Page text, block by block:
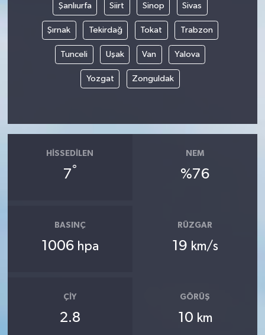
Şanlıurfa Siirt Sinop Sivas
Şırnak Tekirdağ Tokat Trabzon
Tunceli Uşak Van Yalova
Yozgat Zonguldak
HISSEDILEN
7°
NEM
%76
BASINÇ
1006 hpa
RÜZGAR
19 km/s
ÇIY
2.8
GÖRÜŞ
10 km